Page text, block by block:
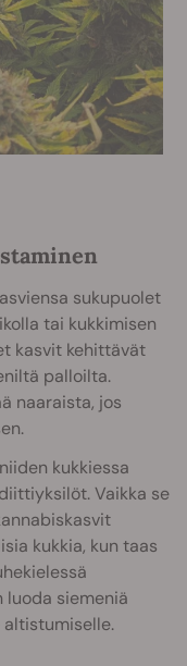
sukupuolet
tai kukkimisen
kasvit kehittävät
palloilta.
naaraista, jos
kukkiessa
Vaikka se
kukkia, kun taas
luoda siemeniä
altistumiselle.